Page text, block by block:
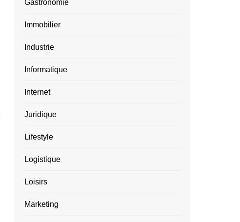
Gastronomie
Immobilier
Industrie
Informatique
Internet
Juridique
Lifestyle
Logistique
Loisirs
Marketing